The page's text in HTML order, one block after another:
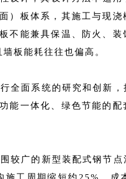
）板体系，其施工与现
不能兼具保温、防火、
板能耗往往也偏高。
全面系统的研究和创新
能一体化、绿色节能的
较广的新型装配式钢节
施工周期缩短约 25%，成